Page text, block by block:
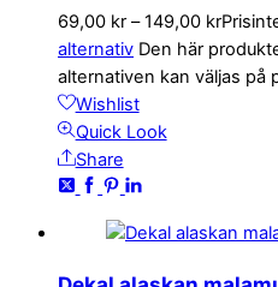
69,00 kr – 149,00 kr
alternativ Den här
alternativen kan väljas på
Wishlist
Quick Look
Share